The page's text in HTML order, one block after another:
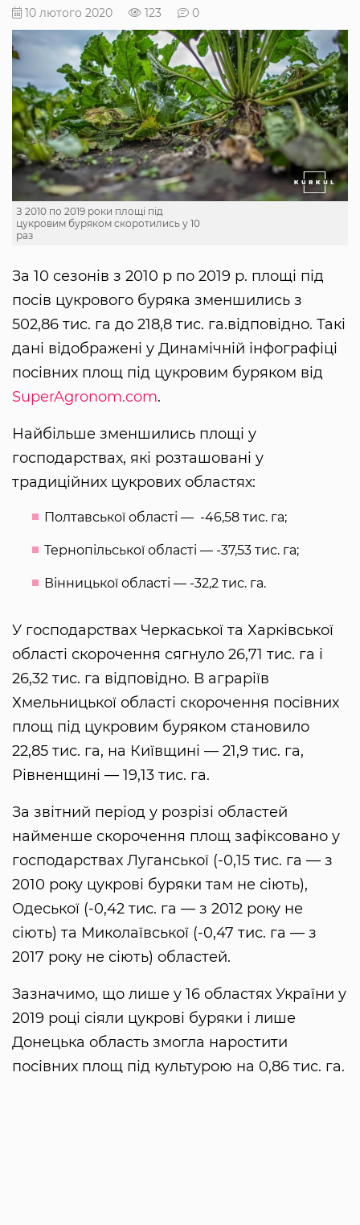
10 лютого 2020 123 0
З 2010 по 2019 роки площі під
цукровим буряком скоротились у 10
раз
За 10 сезонів з 2010 р по 2019 р. площі під
посів цукрового буряка зменшились з
502,86 тис. га до 218,8 тис. га.відповідно. Такі
дані відображені у Динамічній інфографіці
посівних площ під цукровим буряком від
SuperAgronom.com.
Найбільше зменшились площі у
господарствах, які розташовані у
традиційних цукрових областях:
Полтавської області — -46,58 тис. га;
Тернопільської області — -37,53 тис. га;
Вінницької області — -32,2 тис. га.
У господарствах Черкаської та Харківської
області скорочення сягнуло 26,71 тис. га і
26,32 тис. га відповідно. В аграріїв
Хмельницької області скорочення посівних
площ під цукровим буряком становило
22,85 тис. га, на Київщині — 21,9 тис. га,
Рівненщині — 19,13 тис. га.
За звітний період у розрізі областей
найменше скорочення площ зафіксовано у
господарствах Луганської (-0,15 тис. га — з
2010 року цукрові буряки там не сіють),
Одеської (-0,42 тис. га — з 2012 року не
сіють) та Миколаївської (-0,47 тис. га — з
2017 року не сіють) областей.
Зазначимо, що лише у 16 областях України у
2019 році сіяли цукрові буряки і лише
Донецька область змогла наростити
посівних площ під культурою на 0,86 тис. га.